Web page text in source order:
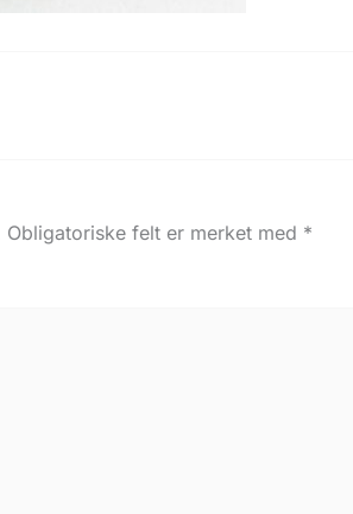
Obligatoriske felt er merket med *